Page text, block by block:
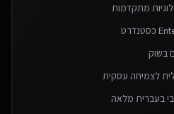
לצמיחה עסקית
בעברית מלאה